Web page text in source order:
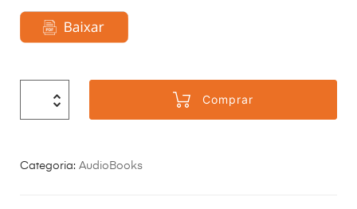
Comprar
Categoria: AudioBooks